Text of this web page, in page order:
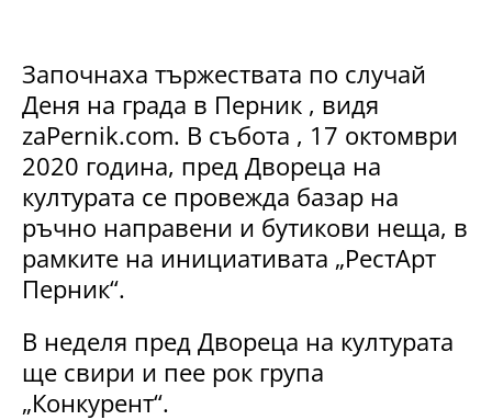
Започнаха тържествата по случай
Деня на града в Перник , видя
zaPernik.com. В събота , 17 октомври
2020 година, пред Двореца на
културата се провежда базар на
ръчно направени и бутикови неща, в
рамките на инициативата „РестАрт
Перник“.
В неделя пред Двореца на културата
ще свири и пее рок група
„Конкурент“.